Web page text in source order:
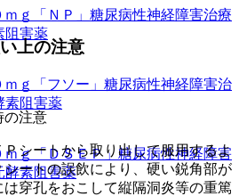
ｇ「ＮＰ」 糖尿病性神経障害治療
阻害薬
ｇ「フソー」 糖尿病性神経障害治
素阻害薬
ｇ「ＤＳＥＰ」 糖尿病性神経障害
酵素阻害薬
上の注意
注意
シートから取り出して服用するよ
ートの誤飲により、硬い鋭角部が
穿孔をおこして縦隔洞炎等の重篤